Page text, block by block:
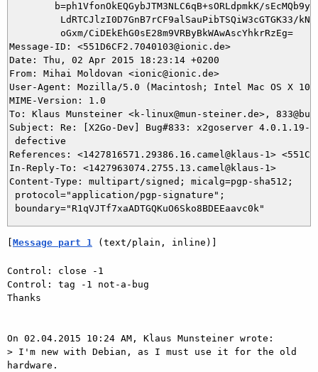
Message-ID: <551D6CF2.7040103@ionic.de>
Date: Thu, 02 Apr 2015 18:23:14 +0200
From: Mihai Moldovan <ionic@ionic.de>
User-Agent: Mozilla/5.0 (Macintosh; Intel Mac OS X
MIME-Version: 1.0
To: Klaus Munsteiner <k-linux@mun-steiner.de>,
Subject: Re: [X2Go-Dev] Bug#833: x2goserver 4.0.1.19-
defective
References: <1427816571.29386.16.camel@klaus-1>
In-Reply-To: <1427963074.2755.13.camel@klaus-1>
Content-Type: multipart/signed; micalg=pgp-sha512;
protocol="application/pgp-signature";
[Message part 1 (text/plain, inline)]
Control: close -1
Control: tag -1 not-a-bug
Thanks
On 02.04.2015 10:24 AM, Klaus Munsteiner wrote:
> I'm new with Debian, as I must use it for the old
hardware.